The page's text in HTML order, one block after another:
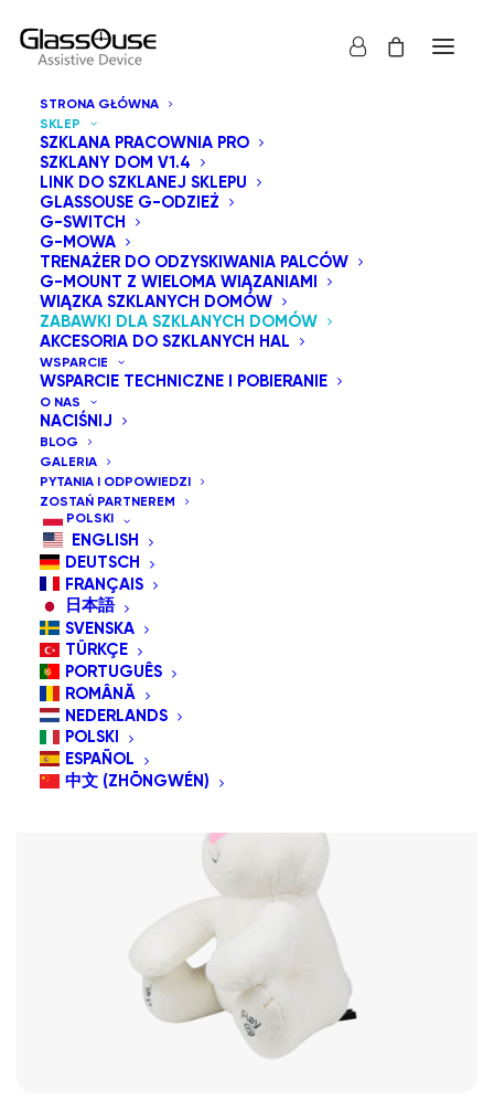
STRONA GŁÓWNA
SKLEP
SZKLANA PRACOWNIA PRO
SZKLANY DOM V1.4
LINK DO SZKLANEJ SKLEPU
GLASSOUSE G-ODZIEŻ
G-SWITCH
G-MOWA
TRENAŻER DO ODZYSKIWANIA PALCÓW
G-MOUNT Z WIELOMA WIĄZANIAMI
WIĄZKA SZKLANYCH DOMÓW
ZABAWKI DLA SZKLANYCH DOMÓW
AKCESORIA DO SZKLANYCH HAL
WSPARCIE
WSPARCIE TECHNICZNE I POBIERANIE
O NAS
NACIŚNIJ
BLOG
GALERIA
PYTANIA I ODPOWIEDZI
ZOSTAŃ PARTNEREM
POLSKI
ENGLISH
DEUTSCH
FRANÇAIS
日本語
SVENSKA
TÜRKÇE
PORTUGUÊS
ROMÂNĂ
NEDERLANDS
POLSKI
ESPAÑOL
中文 (ZHŌNGWÉN)
Zabawki GlassOuse to seria zabawek przystosowanych
do obsługi za pomocą przełączników, które mogą
nagrywać, odtwarzać muzykę, tańczyć lub wykonywać
dowolną kombinację tych trzech czynności. Steruje się
nimi za pomocą podłączonego przełącznika
adaptacyjnego GlassOuse z serii G-Switch.
Pokaż wszystko
Sortuj od najnowszych
Sortuj po cenie od najwyższej